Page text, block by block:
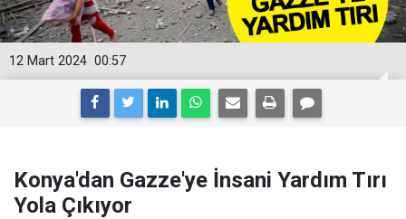
00:57
12 Mart 2024
Konya'dan Gazze'ye İnsani Yardım Tırı
Yola Çıkıyor